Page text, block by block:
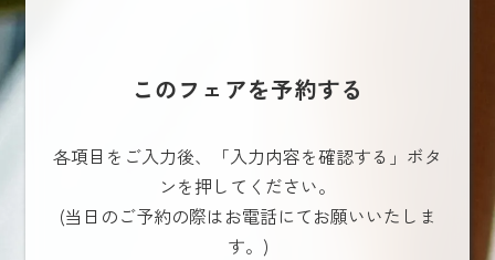
このフェアを予約する
各項目をご入力後、「入力内容を確認する」ボタ
ンを押してください。
(当日のご予約の際はお電話にてお願いいたしま
す。)